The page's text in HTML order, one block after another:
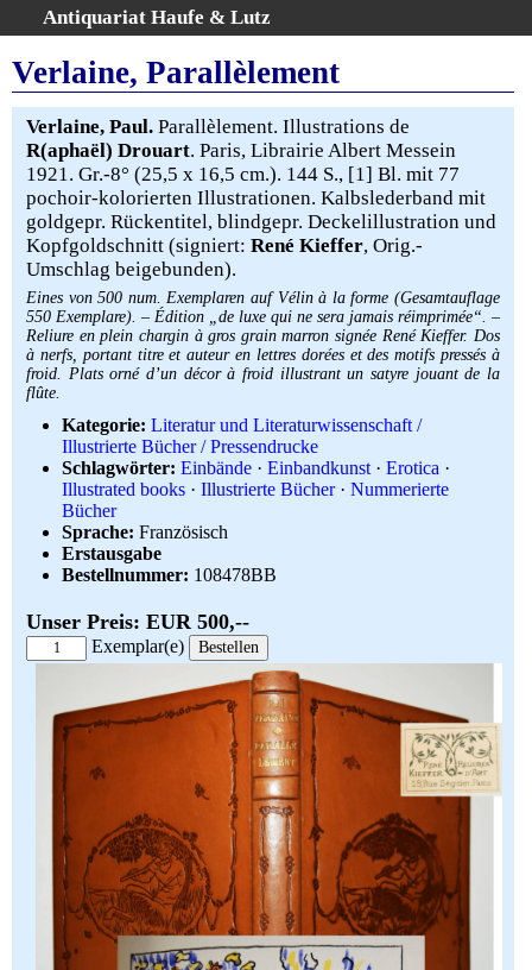
Antiquariat Haufe & Lutz
Home
Gesamtbestand
Erweiterte Suche
Kategorien
Schlagwörter
Warenkorb
AGB
Widerruf
Über uns
Aktuelle Kataloge
Kontakt
Ankauf
Links
Impressum
Verlaine, Parallèlement
Verlaine, Paul. Parallèlement. Illustrations de
R(aphaël) Drouart. Paris, Librairie Albert Messein
1921. Gr.-8° (25,5 x 16,5 cm.). 144 S., [1] Bl. mit 77
pochoir-kolorierten Illustrationen. Kalbslederband mit
goldgepr. Rückentitel, blindgepr. Deckelillustration und
Kopfgoldschnitt (signiert: René Kieffer, Orig.-
Umschlag beigebunden).
Eines von 500 num. Exemplaren auf Vélin à la forme (Gesamtauflage
550 Exemplare). – Édition „de luxe qui ne sera jamais réimprimée“. –
Reliure en plein chargin à gros grain marron signée René Kieffer. Dos
à nerfs, portant titre et auteur en lettres dorées et des motifs pressés à
froid. Plats orné d’un décor à froid illustrant un satyre jouant de la
flûte.
Kategorie: Literatur und Literaturwissenschaft /
Illustrierte Bücher / Pressendrucke
Schlagwörter: Einbände · Einbandkunst · Erotica ·
Illustrated books · Illustrierte Bücher· Nummerierte
Bücher
Sprache: Französisch
Erstausgabe
Bestellnummer: 108478BB
Unser Preis: EUR 500,--
Exemplar(e)